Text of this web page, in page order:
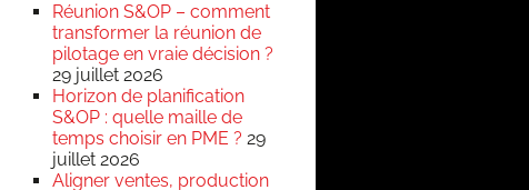
Réunion S&OP – comment
transformer la réunion de
pilotage en vraie décision ?
29 juillet 2026
Horizon de planification
S&OP : quelle maille de
temps choisir en PME ? 29
juillet 2026
Aligner ventes, production